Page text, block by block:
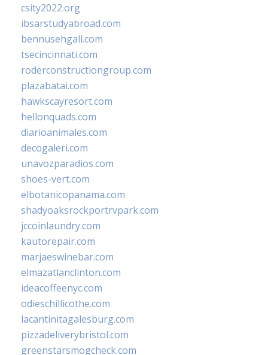
csity2022.org
ibsarstudyabroad.com
bennusehgall.com
tsecincinnati.com
roderconstructiongroup.com
plazabatai.com
hawkscayresort.com
hellonquads.com
diarioanimales.com
decogaleri.com
unavozparadios.com
shoes-vert.com
elbotanicopanama.com
shadyoaksrockportrvpark.com
jccoinlaundry.com
kautorepair.com
marjaeswinebar.com
elmazatlanclinton.com
ideacoffeenyc.com
odieschillicothe.com
lacantinitagalesburg.com
pizzadeliverybristol.com
greenstarsmogcheck.com